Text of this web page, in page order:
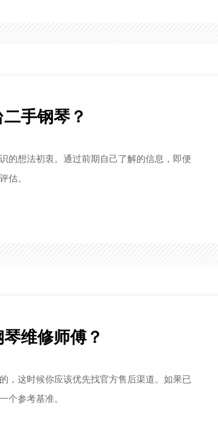
手钢琴？
的想法初衷。通过前期自己了解的信息，即便
估。
维修师傅？
，这时候你应该优先找官方售后渠道。如果已
个参考基准。
贝希斯坦，一个活着